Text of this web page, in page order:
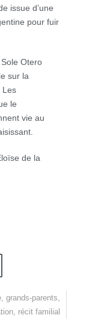
issue d’une
pour fuir
Otero
sur la
Les
le
vie au
de la
, grands-parents,
, récit familial